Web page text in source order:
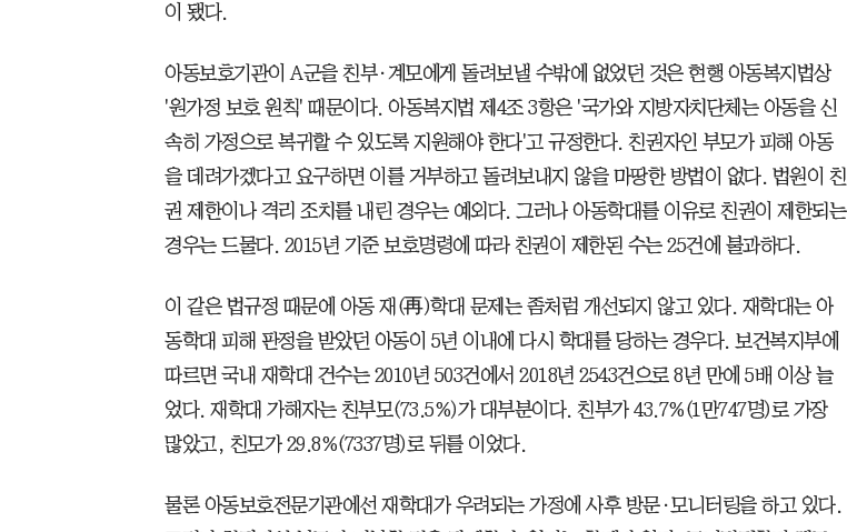
이 됐다.
아동보호기관이 A군을 친부·계모에게 돌려보낼 수밖에 없었던 것은 현행 아동복지법상
'원가정 보호 원칙' 때문이다. 아동복지법 제4조 3항은 '국가와 지방자치단체는 아동을 신
속히 가정으로 복귀할 수 있도록 지원해야 한다'고 규정한다. 친권자인 부모가 피해 아동
을 데려가겠다고 요구하면 이를 거부하고 돌려보내지 않을 마땅한 방법이 없다. 법원이 친
권 제한이나 격리 조치를 내린 경우는 예외다. 그러나 아동학대를 이유로 친권이 제한되는
경우는 드물다. 2015년 기준 보호명령에 따라 친권이 제한된 수는 25건에 불과하다.
이 같은 법규정 때문에 아동 재(再)학대 문제는 좀처럼 개선되지 않고 있다. 재학대는 아
동학대 피해 판정을 받았던 아동이 5년 이내에 다시 학대를 당하는 경우다. 보건복지부에
따르면 국내 재학대 건수는 2010년 503건에서 2018년 2543건으로 8년 만에 5배 이상 늘
었다. 재학대 가해자는 친부모(73.5%)가 대부분이다. 친부가 43.7%(1만747명)로 가장
많았고, 친모가 29.8%(7337명)로 뒤를 이었다.
물론 아동보호전문기관에선 재학대가 우려되는 가정에 사후 방문·모니터링을 하고 있다.